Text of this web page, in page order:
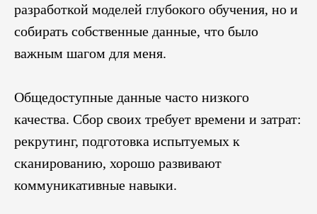
разработкой моделей глубокого обучения, но и
собирать собственные данные, что было
важным шагом для меня.
Общедоступные данные часто низкого
качества. Сбор своих требует времени и затрат:
рекрутинг, подготовка испытуемых к
сканированию, хорошо развивают
коммуникативные навыки.